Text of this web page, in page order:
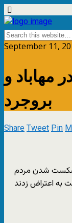
September 11,
مهاباد و
بروجرد
ShareTweetPin
‏مردم ‎مهاباد پس از ورشکست شدن ‎موسسە سپهر و فرار سامان